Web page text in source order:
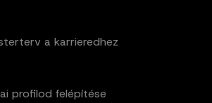
a karrieredhez
profilod felépítése